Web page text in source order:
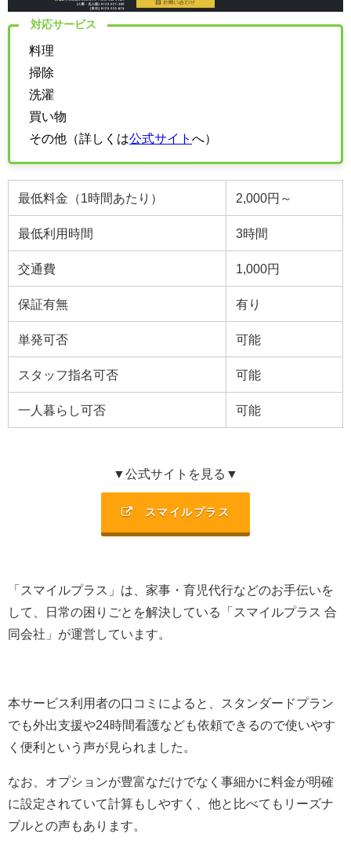
対応サービス
料理
掃除
洗濯
買い物
その他（詳しくは公式サイト へ）
最低料金（1時間あたり） 2,000円～
最低利用時間 3時間
交通費 1,000円
保証有無 有り
単発可否 可能
スタッフ指名可否 可能
一人暮らし可否 可能
▼公式サイトを見る▼
スマイルプラス
「スマイルプラス」は、 家事・育児代行などのお手伝いを
して、日常の困りごとを解決している「スマイルプラス 合
同会社 」が運営しています。
本サービス利用者の口コミによると、
スタンダードプラン
でも外出支援や24時間看護なども依頼できるので使いやす
く便利という声が見られました
なお、 オプションが豊富なだけでなく事細かに料金が明確
に設定されていて計算もしやすく、他と比べてもリーズナ
ブルとの声もあります